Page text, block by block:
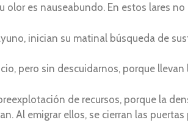
olor es nauseabundo. En estos lares
inician su matinal búsqueda de
pero sin descuidarnos, porque
de recursos, porque la
Al emigrar ellos, se cierran las